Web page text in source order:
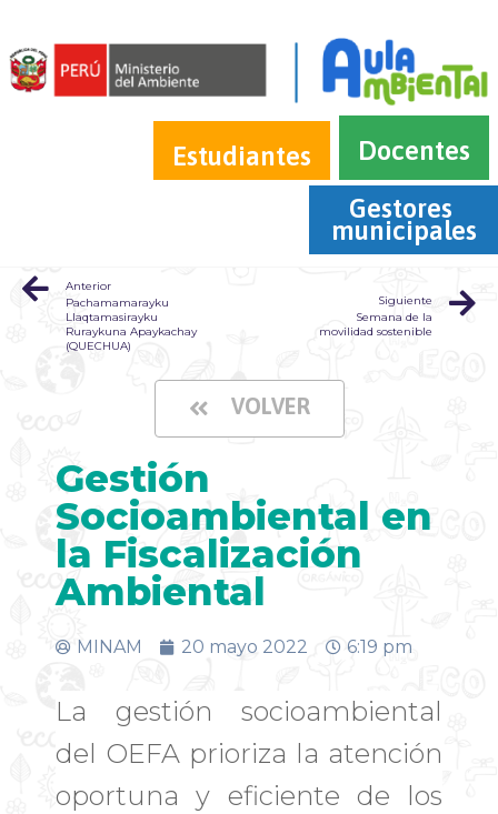
Estudiantes
Docentes
Gestores
municipales
Anterior
Pachamamarayku
Llaqtamasirayku
Ruraykuna Apaykachay
(QUECHUA)
Siguiente
Semana de la
movilidad sostenible
VOLVER
Gestión
Socioambiental en
la Fiscalización
Ambiental
MINAM 20 mayo 2022 6:19 pm
La gestión socioambiental
del OEFA prioriza la atención
oportuna y eficiente de los